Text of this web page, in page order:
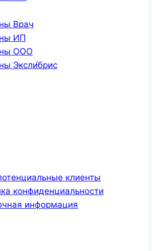
Врач
ИП
ООО
Эксли́брис
клиенты
конфиденциальности
информация